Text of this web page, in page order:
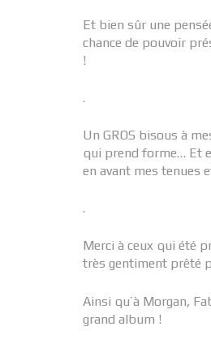
Et bien sûr une
chance de pouvoir
!
.
Un GROS bisous à
qui prend forme… Et
en avant mes tenues
.
Merci à ceux qui été
très gentiment prêté
Ainsi qu’à Morgan,
grand album !